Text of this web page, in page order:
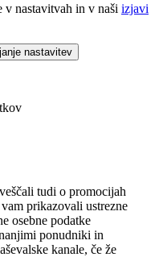
v nastavitvah in v naši izjavi
nastavitev
tudi o promocijah
prikazovali ustrezne
osebne podatke
ponudniki in
kanale, če že